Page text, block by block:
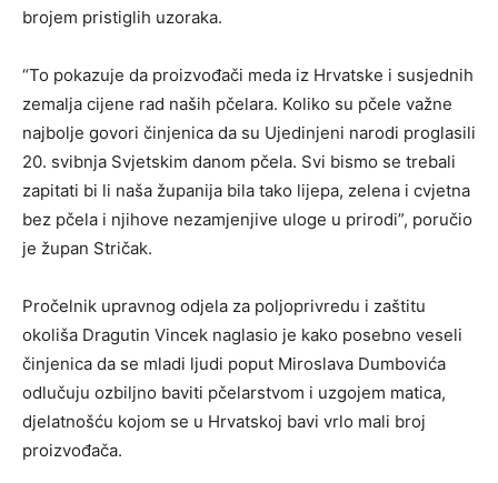
brojem pristiglih uzoraka.
“To pokazuje da proizvođači meda iz Hrvatske i susjednih
zemalja cijene rad naših pčelara. Koliko su pčele važne
najbolje govori činjenica da su Ujedinjeni narodi proglasili
20. svibnja Svjetskim danom pčela. Svi bismo se trebali
zapitati bi li naša županija bila tako lijepa, zelena i cvjetna
bez pčela i njihove nezamjenjive uloge u prirodi”, poručio
je župan Stričak.
Pročelnik upravnog odjela za poljoprivredu i zaštitu
okoliša Dragutin Vincek naglasio je kako posebno veseli
činjenica da se mladi ljudi poput Miroslava Dumbovića
odlučuju ozbiljno baviti pčelarstvom i uzgojem matica,
djelatnošću kojom se u Hrvatskoj bavi vrlo mali broj
proizvođača.